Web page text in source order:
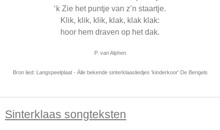
‘k Zie het puntje van z’n staartje.
Klik, klik, klik, klak, klak klak:
hoor hem draven op het dak.
P. van Alphen
Bron lied: Langspeelplaat - Álle bekende sinterklaasliedjes 'kinderkoor' De Bengels
Sinterklaas songteksten